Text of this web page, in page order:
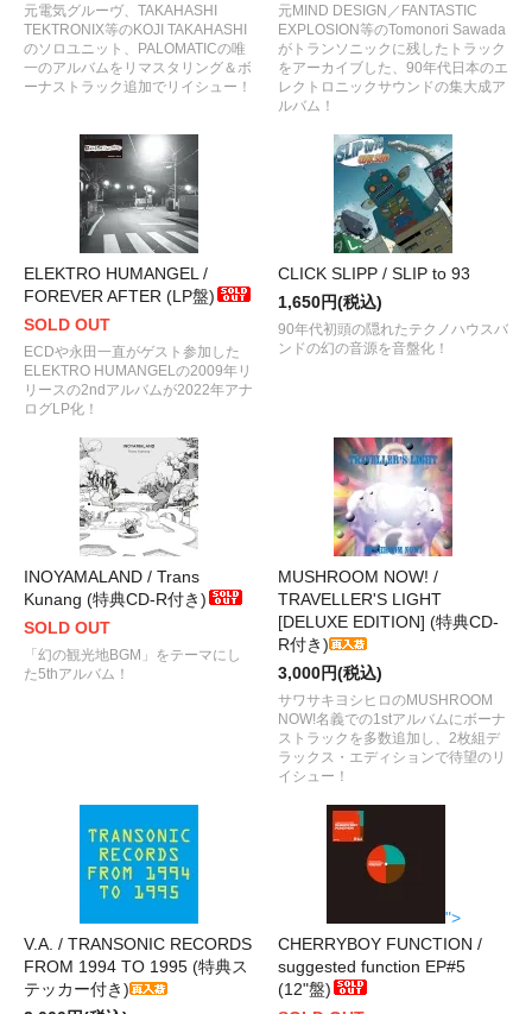
元電気グルーヴ、TAKAHASHI
TEKTRONIX等のKOJI TAKAHASHI
のソロユニット、PALOMATICの唯
一のアルバムをリマスタリング＆ボ
ーナストラック追加でリイシュー！
元MIND DESIGN／FANTASTIC
EXPLOSION等のTomonori Sawada
がトランソニックに残したトラック
をアーカイブした、90年代日本のエ
レクトロニックサウンドの集大成ア
ルバム！
ELEKTRO HUMANGEL /
FOREVER AFTER (LP盤)
SOLD OUT
ECDや永田一直がゲスト参加した
ELEKTRO HUMANGELの2009年リ
リースの2ndアルバムが2022年アナ
ログLP化！
CLICK SLIPP / SLIP to 93
1,650円(税込)
90年代初頭の隠れたテクノハウスバ
ンドの幻の音源を音盤化！
INOYAMALAND / Trans
Kunang (特典CD-R付き)
SOLD OUT
「幻の観光地BGM」をテーマにし
た5thアルバム！
MUSHROOM NOW! /
TRAVELLER'S LIGHT
[DELUXE EDITION] (特典CD-
R付き)
3,000円(税込)
サワサキヨシヒロのMUSHROOM
NOW!名義での1stアルバムにボーナ
ストラックを多数追加し、2枚組デ
ラックス・エディションで待望のリ
イシュー！
V.A. / TRANSONIC RECORDS
FROM 1994 TO 1995 (特典ス
テッカー付き)
">
CHERRYBOY FUNCTION /
suggested function EP#5
(12"盤)